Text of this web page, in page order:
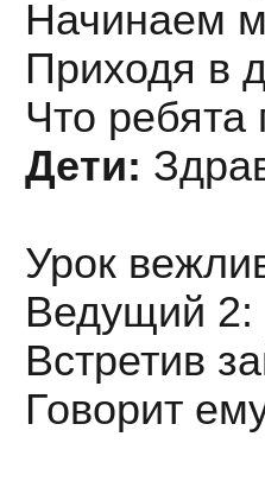
Начинаем
Приходя в
Что ребята
Дети:
Урок
Ведущий 2:
Встретив
Говорит